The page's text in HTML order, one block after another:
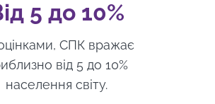
5 до 10%
СПК вражає
від 5 до 10%
населення світу.